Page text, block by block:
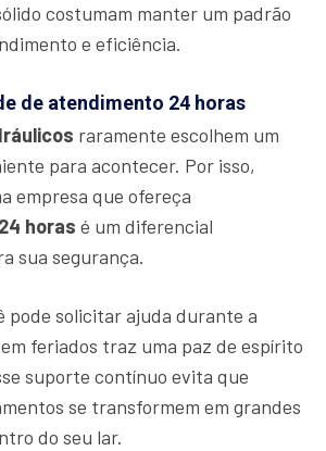
costumam manter um padrão
e eficiência.
de atendimento 24 horas
raramente escolhem um
para acontecer. Por isso,
empresa que ofereça
horas é um diferencial
sua segurança.
pode solicitar ajuda durante a
feriados traz uma paz de espírito
suporte contínuo evita que
se transformem em grandes
do seu lar.